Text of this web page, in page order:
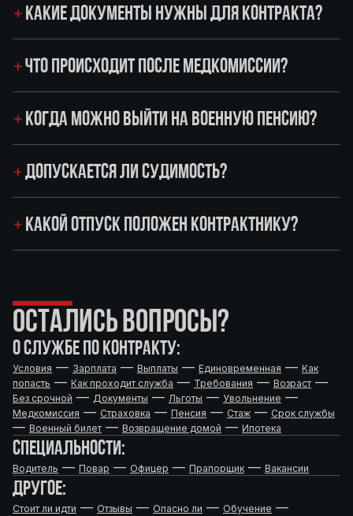
КАКИЕ ДОКУМЕНТЫ НУЖНЫ ДЛЯ КОНТРАКТА?
ЧТО ПРОИСХОДИТ ПОСЛЕ МЕДКОМИССИИ?
КОГДА МОЖНО ВЫЙТИ НА ВОЕННУЮ ПЕНСИЮ?
ДОПУСКАЕТСЯ ЛИ СУДИМОСТЬ?
КАКОЙ ОТПУСК ПОЛОЖЕН КОНТРАКТНИКУ?
ОСТАЛИСЬ ВОПРОСЫ?
О СЛУЖБЕ ПО КОНТРАКТУ:
Условия — Зарплата — Выплаты — Единовременная — Как
попасть — Как проходит служба — Требования — Возраст —
Без срочной — Документы — Льготы — Увольнение —
Медкомиссия — Страховка — Пенсия — Стаж — Срок службы
— Военный билет — Возвращение домой — Ипотека
СПЕЦИАЛЬНОСТИ:
Водитель — Повар — Офицер — Прапорщик — Вакансии
ДРУГОЕ:
Стоит ли идти — Отзывы — Опасно ли — Обучение —